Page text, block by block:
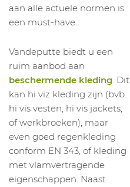
aan alle actuele normen is
een must-have.
Vandeputte biedt u een
ruim aanbod aan
beschermende kleding. Dit
kan hi viz kleding zijn (bvb.
hi vis vesten, hi vis jackets,
of werkbroeken), maar
even goed regenkleding
conform EN 343, of kleding
met vlamvertragende
eigenschappen. Naast